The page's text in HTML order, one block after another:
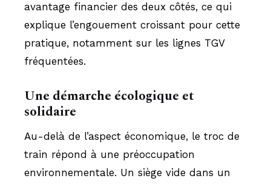
avantage financier des deux côtés, ce qui
explique l’engouement croissant pour cette
pratique, notamment sur les lignes TGV
fréquentées.
Une démarche écologique et
solidaire
Au-delà de l’aspect économique, le troc de
train répond à une préoccupation
environnementale. Un siège vide dans un